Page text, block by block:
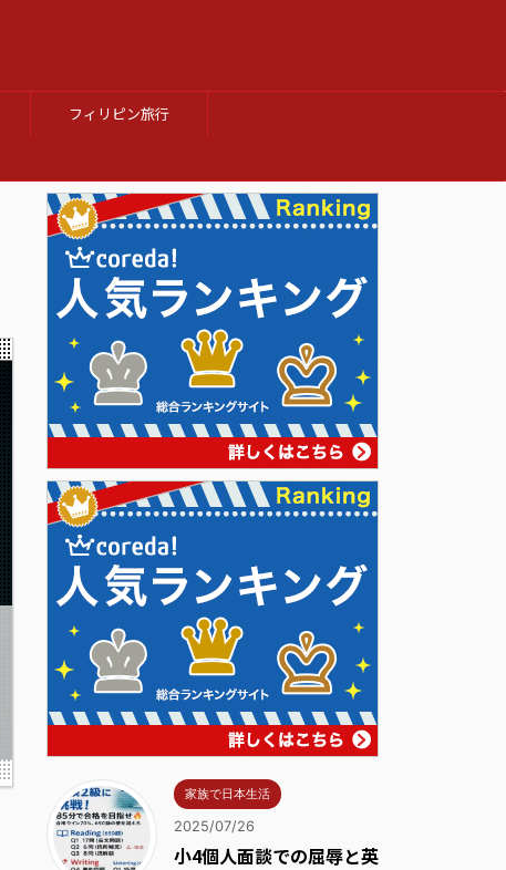
フィリピン旅行
家族で日本生活
2025/07/26
小4個人面談での屈辱と英